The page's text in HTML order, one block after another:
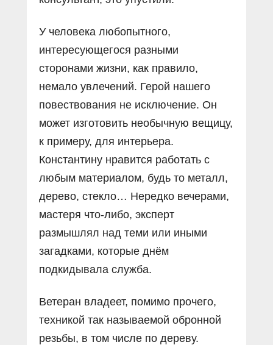
У человека любопытного,
интересующегося разными
сторонами жизни, как правило,
немало увлечений. Герой нашего
повествования не исключение. Он
может изготовить необычную вещицу,
к примеру, для интерьера.
Константину нравится работать с
любым материалом, будь то металл,
дерево, стекло… Нередко вечерами,
мастеря что-либо, эксперт
размышлял над теми или иными
загадками, которые днём
подкидывала служба.
Ветеран владеет, помимо прочего,
техникой так называемой обронной
резьбы, в том числе по дереву.